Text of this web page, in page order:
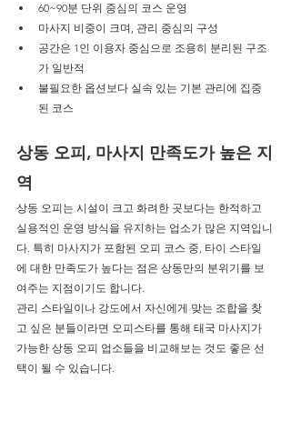
60~90분 단위 중심의 코스 운영
마사지 비중이 크며, 관리 중심의 구성
공간은 1인 이용자 중심으로 조용히 분리된 구조
가 일반적
불필요한 옵션보다 실속 있는 기본 관리에 집중
된 코스
상동 오피, 마사지 만족도가 높은 지
역
상동 오피는 시설이 크고 화려한 곳보다는 한적하고
실용적인 운영 방식을 유지하는 업소가 많은 지역입니
다. 특히 마사지가 포함된 오피 코스 중, 타이 스타일
에 대한 만족도가 높다는 점은 상동만의 분위기를 보
여주는 지점이기도 합니다.
관리 스타일이나 강도에서 자신에게 맞는 조합을 찾
고 싶은 분들이라면 오피스타를 통해 태국 마사지가
가능한 상동 오피 업소들을 비교해보는 것도 좋은 선
택이 될 수 있습니다.